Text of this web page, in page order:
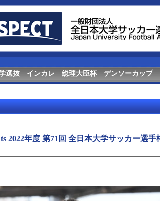
選抜 インカレ 総理大臣杯 デンソーカップ
2022年度 第71回 全⽇本⼤学サッカー選